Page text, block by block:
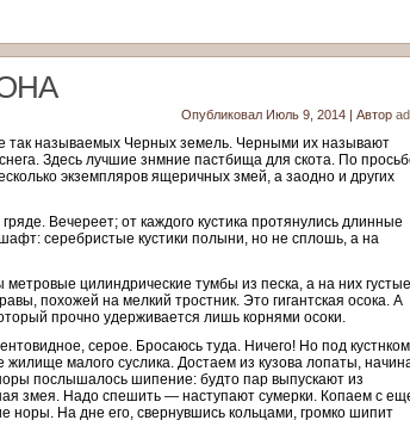
Опубликовал Июль 9, 2014 | Автор
называемых Черных земель. Черными их называют
Здесь лучшие знмние пастбища для скота. По
экземпляров ящеричных змей, а заодно и других
Вечереет; от каждого кустика протянулись длинные
серебристые кустики полыни, но не сплошь, а на
цилиндрические тумбы из песка, а на них
похожей на мелкий тростник. Это гигантская осока. А
прочно удерживается лишь корнями осоки.
серое. Бросаюсь туда. Ничего! Но под кустнком
малого суслика. Достаем из кузова лопаты,
послышалось шипение: будто пар выпускают из
змея. Надо спешить — наступают сумерки. Копаем с
На дне его, свернувшись кольцами, громко шипит